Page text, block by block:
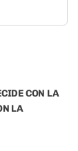
CON LA
LA